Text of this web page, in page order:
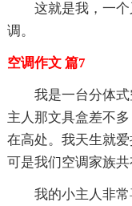
这就是我，一个
调。
空调作文 篇7
我是一台分体式
主人那文具盒差不
在高处。我天生就
可是我们空调家族共
我的小主人非常